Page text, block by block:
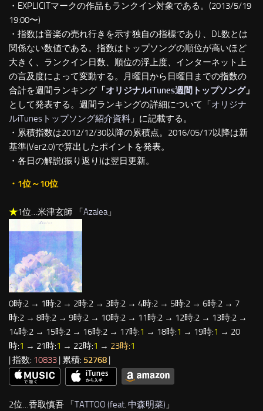
・EXPLICITマークの作品もランクイン対象である。(2013/5/19
19:00〜)
・指数は音楽の売れ行きを示す独自の指標であり、DL数とは
関係ない数値である。指数はトップソングの順位が高いほど
大きく、ランクイン日数、順位の浮上度、インターネット上
の言及度によって変動する。月曜日から日曜日までの指数の
合計を週間ランキング 「オリジナルiTunes週間トップソング」
として発表する。週間ランキングの詳細について「オリジナ
ルiTunesトップソング紹介資料 」に記載する。
・累積指数は2012/12/30以降の累積点。2016/05/17以降は新
基準(Ver2.0)で算出したポイントを発表。
・各日の解説(振り返り)は翌日更新。
・1位～10位
★1位…米津玄師 「Azalea」
0時:2 → 1時:2 → 2時:2 → 3時:2 → 4時:2 → 5時:2 → 6時:2 → 7
時:2 → 8時:2 → 9時:2 → 10時:2 → 11時:2 → 12時:2 → 13時:2 →
14時:2 → 15時:2 → 16時:2 → 17時:1 → 18時:1 → 19時:1 → 20
時:1 → 21時:1 → 22時:1 → 23時:1
| 指数: 10833 | 累積: 52768 |
2位…香取慎吾 「TATTOO (feat. 中森明菜) 」